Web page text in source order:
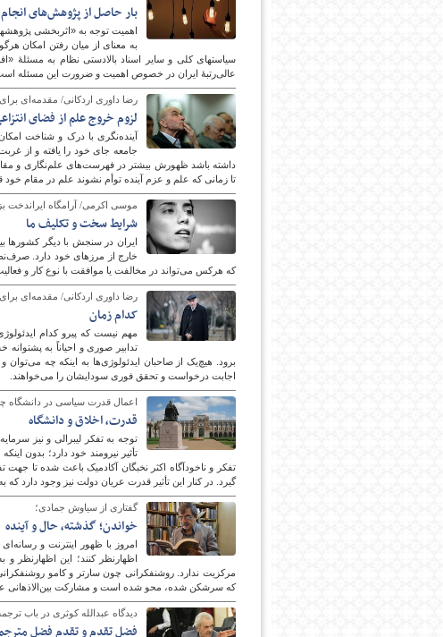
بار حاصل از پژوهش‌های
به معنای از میان رفتن امکان
عالی‌رتبۀ ایران در خصوص اهمیت و ضرورت این مسئله
رضا داوری اردکانی/ مقدمه‌ای برای
لزوم خروج علم از فضای
آینده‌نگری با درک و شناخت
جامعه جای خود را یافته و از
داشته باشد ظهورش بیشتر در فهرست‌های علم‌نگاری و
تا زمانی که علم و عزم آینده توأم نشوند علم در مقام
موسی اکرمی/ آرامگاه ایراندخت
شرایط سخت و تکلیف ما
ایران در سنجش با دیگر کشورها
خارج از مرزهای خود دارد.
که هرکس می‌تواند در مخالفت یا موافقت با نوع کار و
رضا داوری اردکانی/ مقدمه‌ای برای
کدام زمان
مهم نیست که پیرو کدام
تدابیر صوری و احیاناً به
برود. هیچ‌یک از صاحبان ایدئولوژی‌ها به اینکه چه
اجابت درخواست و تحقق فوری سودایشان را می‌خواهند.
اعمال قدرت سیاسی در دانشگاه چه
قدرت، اخلاق و دانشگاه
توجه به تفکر لیبرالی و نیز
تأثیر نیرومند خود دارد؛ بدون
تفکر و ناخودآگاه اکثر نخبگان آکادمیک باعث شده تا جهت
گیرد. در کنار این تأثیر قدرت عریان دولت نیز وجود دارد
گفتاری از سیاوش جمادی؛
خواندن؛ گذشته، حال و آینده
امروز با ظهور اینترنت و
اظهارنظر کنند؛ این اظهارنظر
که سرشکن شده، محو شده است و مشارکت بین‌الاذهانی
دیدگاه عبدالله کوثری در باب
فضل تقدم و تقدم فضل